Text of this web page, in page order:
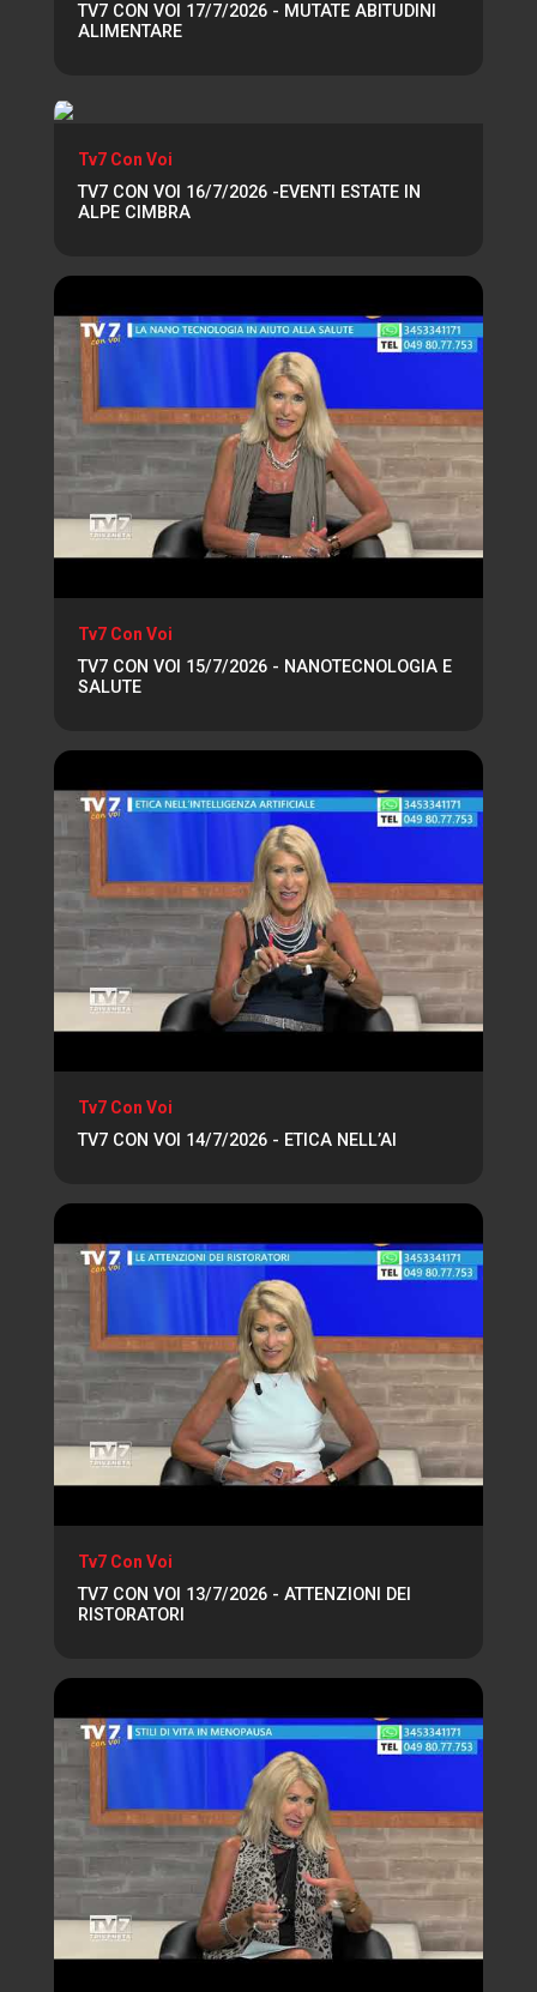
TV7 CON VOI 17/7/2026 - MUTATE ABITUDINI
ALIMENTARE
Tv7 Con Voi
TV7 CON VOI 16/7/2026 -EVENTI ESTATE IN
ALPE CIMBRA
Tv7 Con Voi
TV7 CON VOI 15/7/2026 - NANOTECNOLOGIA E
SALUTE
Tv7 Con Voi
TV7 CON VOI 14/7/2026 - ETICA NELL’AI
Tv7 Con Voi
TV7 CON VOI 13/7/2026 - ATTENZIONI DEI
RISTORATORI